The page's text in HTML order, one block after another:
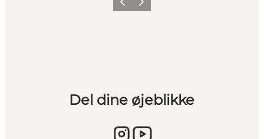
Vorherige Folie
Nächste Folie
Del dine øjeblikke